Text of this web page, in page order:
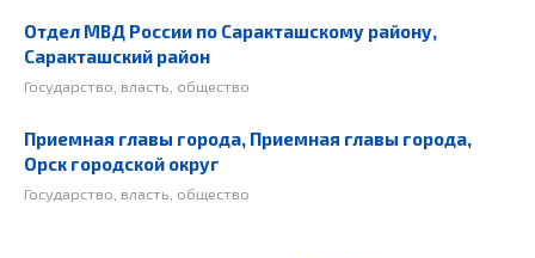
Отдел МВД России по Саракташскому району,
Саракташский район
Государство, власть, общество
Приемная главы города, Приемная главы города,
Орск городской округ
Государство, власть, общество